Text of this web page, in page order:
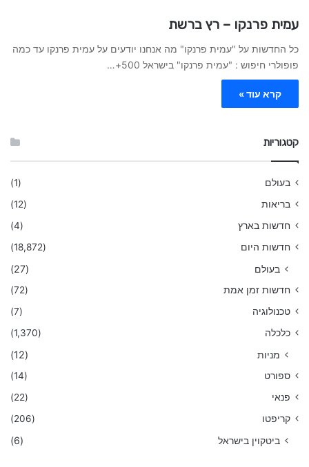
עמית פרנקו – רץ ברשת
כל החדשות על "עמית פרנקו" מה אנחנו יודעים על עמית פרנקו עד כמה
פופולרי חיפוש : "עמית פרנקו" בישראל 500+…
קרא עוד »
קטגוריות
בעולם
(1)
בריאות
(12)
חדשות בארץ
(4)
חדשות היום
(18,872)
בעולם (27)
חדשות זמן אמת
(72)
טכנולוגיה
(7)
כלכלה
(1,370)
מניות (12)
ספורט
(14)
פנאי
(22)
קריפטו
(206)
ביטקוין בישראל (6)